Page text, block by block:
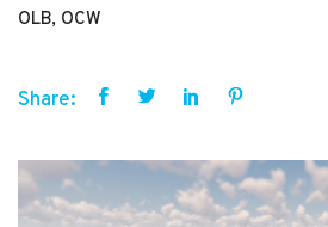
OLB, OCW
Share: